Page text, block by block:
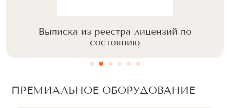
Выписка из реестра лицензий по
состоянию
ПРЕМИАЛЬНОЕ ОБОРУДОВАНИЕ